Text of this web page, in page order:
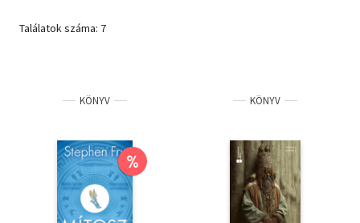
Szakkönyv
Szótár, nyelvkönyv
Találatok száma: 7
KÖNYV
%
KÖNYV